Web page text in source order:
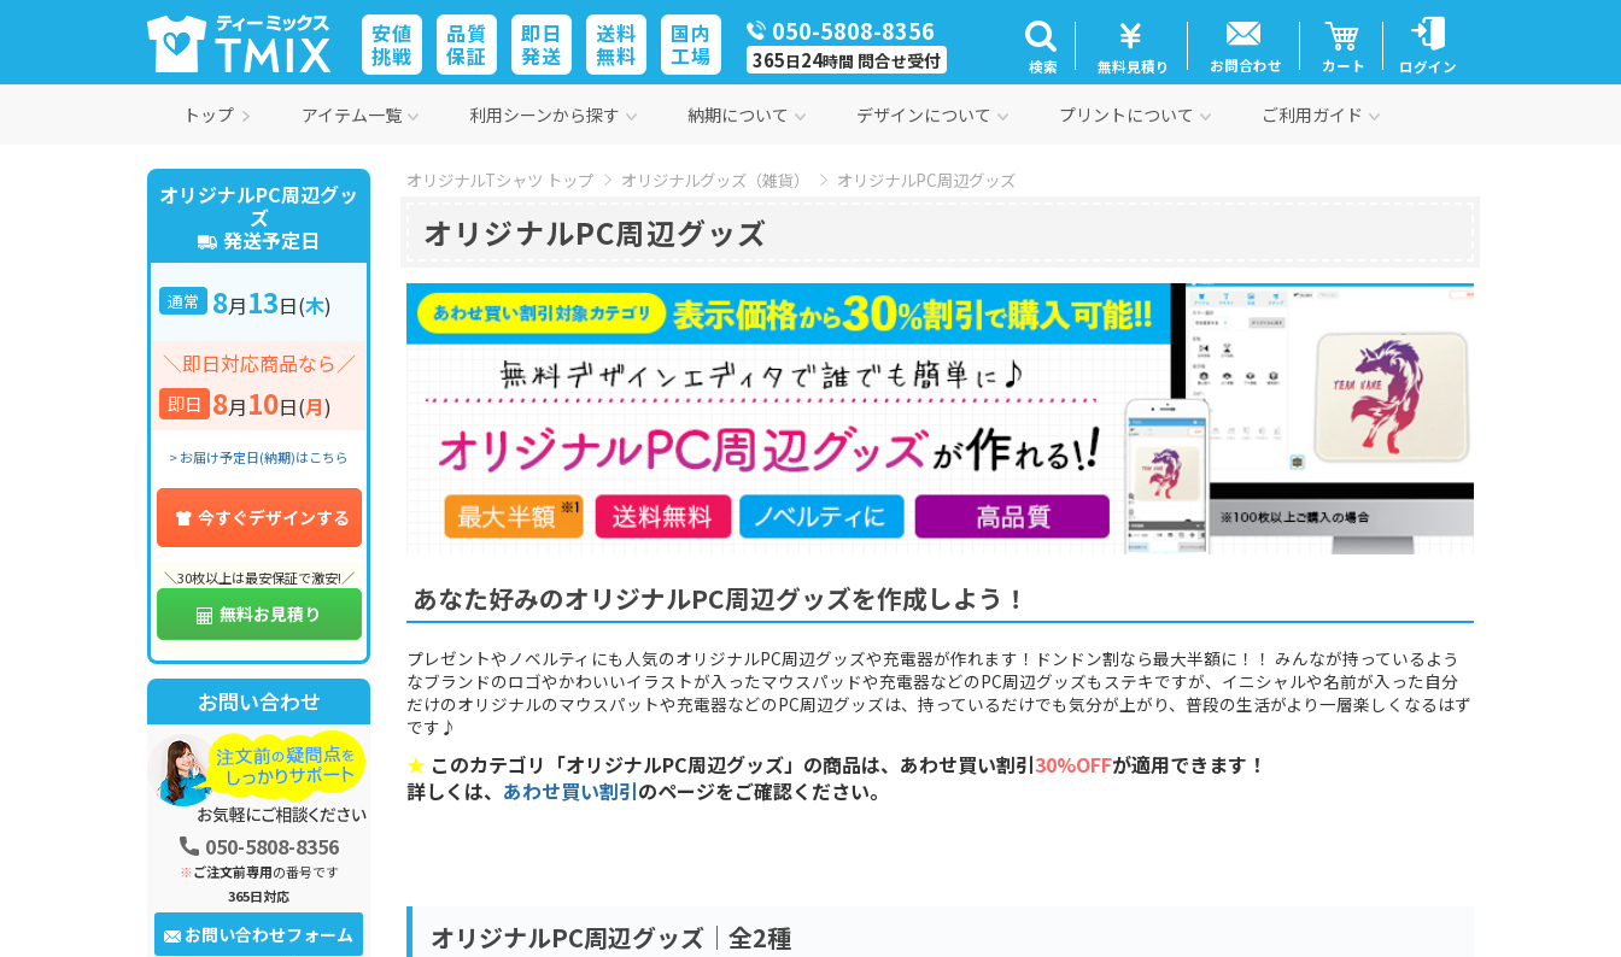
050-5808-8356
365日24時間 問合せ受付
安値
挑戦
品質
保証
即日
発送
送料
無料
国内
工場 検索 無料見積り お問合わせ カート ログイン
トップ アイテム一覧 利用シーンから探す 納期について デザインについて プリントについて ご利用ガイド
オリジナルTシャツ トップ オリジナルグッズ（雑貨） オリジナルPC周辺グッズ
オリジナルPC周辺グッズ
あなた好みのオリジナルPC周辺グッズを作成しよう！
プレゼントやノベルティにも人気のオリジナルPC周辺グッズや充電器が作れます！ドンドン割なら最大半額に！！ みんなが持っているよう
なブランドのロゴやかわいいイラストが入ったマウスパッドや充電器などのPC周辺グッズもステキですが、イニシャルや名前が入った自分
だけのオリジナルのマウスパットや充電器などのPC周辺グッズは、持っているだけでも気分が上がり、普段の生活がより一層楽しくなるはず
です♪
★ このカテゴリ「オリジナルPC周辺グッズ」の商品は、あわせ買い割引30%OFFが適用できます！
詳しくは、 あわせ買い割引のページをご確認ください。
オリジナルPC周辺グッズ│全2種
オリジナルPC周辺グッ
ズ
発送予定日
通常 8月13日(木)
＼即日対応商品なら／
即日 8月10日(月)
> お届け予定日(納期)はこちら
今すぐデザインする
＼30枚以上は最安保証で激安!／
無料お見積り
お問い合わせ
050-5808-8356
※ご注文前専用の番号です
365日対応
お問い合わせフォーム